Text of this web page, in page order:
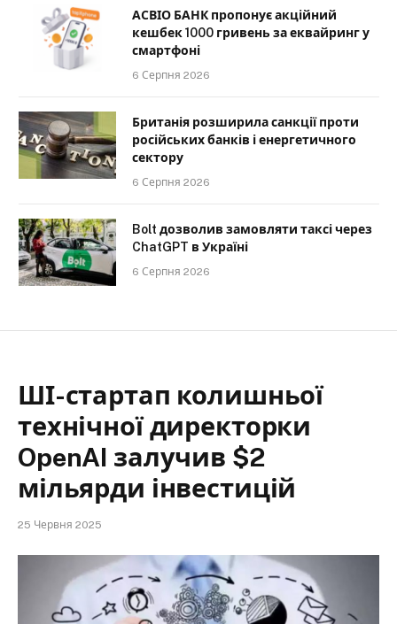
АСВІО БАНК пропонує акційний
кешбек 1000 гривень за еквайринг у
смартфоні
6 Серпня 2026
Британія розширила санкції проти
російських банків і енергетичного
сектору
6 Серпня 2026
Bolt дозволив замовляти таксі через
ChatGPT в Україні
6 Серпня 2026
ШІ-стартап колишньої
технічної директорки
OpenAI залучив $2
мільярди інвестицій
25 Червня 2025